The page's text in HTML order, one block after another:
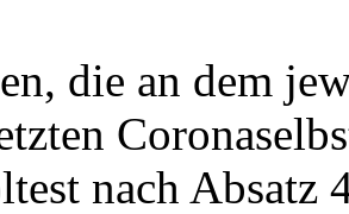
die an dem
nach Absatz